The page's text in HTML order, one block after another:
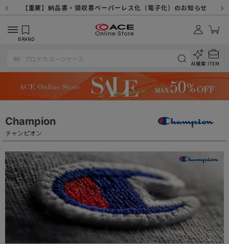
【重要】令和８年熊本地震に伴う配送への影響について
【重要】納品書・領収書ペーパーレス化（電子化）のお知らせ
【重要】天候不良や交通状況・物量増等に伴う配送への影響について
【重要】悪質な詐欺サイトにご注意ください
【重要】各種メールが届かない場合に関しまして
【重要】お問い合わせのご対応に関しまして
【重要】SNSのなりすまし詐欺にご注意ください
BRAND
AI検索 ITEM
Champion
チャンピオン